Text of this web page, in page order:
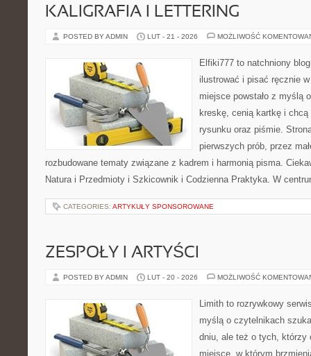
KALIGRAFIA I LETTERING
POSTED BY ADMIN LUT - 21 - 2026 MOŻLIWOŚĆ
Elfiki777 to natchniony
ilustrować i pisać ręcznie
miejsce powstało z myślą
kreskę, cenią kartkę i chcą
rysunku oraz piśmie.
pierwszych prób, przez
rozbudowane tematy związane z kadrem i harmonią pisma.
Natura i Przedmioty i Szkicownik i Codzienna Praktyka. W
CATEGORIES: ARTYKUŁY SPONSOROWANE
ZESPOŁY I ARTYŚCI
POSTED BY ADMIN LUT - 20 - 2026 MOŻLIWOŚĆ
Limith to rozrywkowy
myślą o czytelnikach
dniu, ale też o tych, którzy
miejsce, w którym